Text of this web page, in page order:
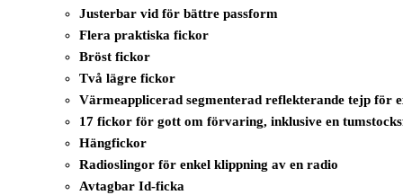
Justerbar vid för bättre passform
Flera praktiska fickor
Bröst fickor
Två lägre fickor
Värmeapplicerad segmenterad reflekterande tejp för
17 fickor för gott om förvaring, inklusive en
Hängfickor
Radioslingor för enkel klippning av en radio
Avtagbar Id-ficka